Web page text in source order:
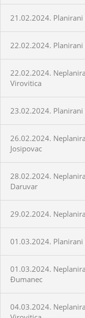
21.02.2024.
22.02.2024.
22.02.2024.
Virovitica
23.02.2024.
26.02.2024.
Josipovac
28.02.2024.
Daruvar
29.02.2024.
01.03.2024.
01.03.2024.
Đumanec
04.03.2024.